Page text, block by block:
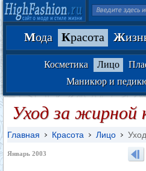
Мода Красота Ж
Косметика Лицо
Маникюр и
Уход за жирной
Главная Красота Лицо
Январь 2003